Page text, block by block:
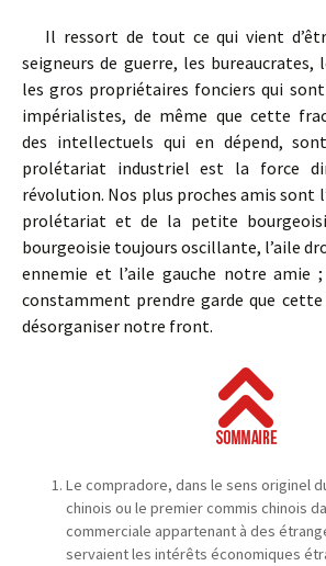
Il ressort de tout ce qui vient
seigneurs de guerre, les bureaucrates,
les gros propriétaires fonciers qui sont
impérialistes, de même que cette
des intellectuels qui en dépend,
prolétariat industriel est la force
révolution. Nos plus proches amis sont
prolétariat et de la petite
bourgeoisie toujours oscillante, l’aile
ennemie et l’aile gauche notre amie
constamment prendre garde que cette
désorganiser notre front.
Le compradore, dans le sens originel
chinois ou le premier commis chinois
commerciale appartenant à des
servaient les intérêts économiques